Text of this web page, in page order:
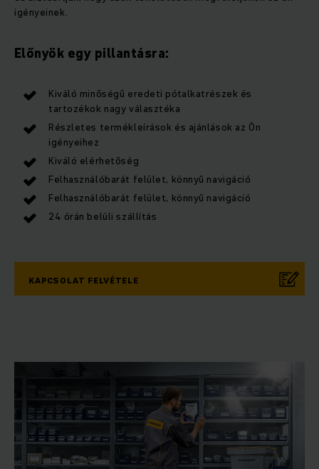
igényeinek.
Előnyök egy pillantásra:
Kiváló minőségű eredeti pótalkatrészek és
tartozékok nagy választéka
Részletes termékleírások és ajánlások az Ön
igényeihez
Kiváló elérhetőség
Felhasználóbarát felület, könnyű navigáció
Felhasználóbarát felület, könnyű navigáció
24 órán belüli szállítás
KAPCSOLAT FELVÉTELE